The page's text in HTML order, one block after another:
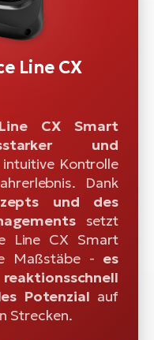
Line CX
CX Smart
und
Kontrolle
Dank
und des
setzt
Line CX Smart
Maßstäbe - es
Potenzial auf
Strecken.